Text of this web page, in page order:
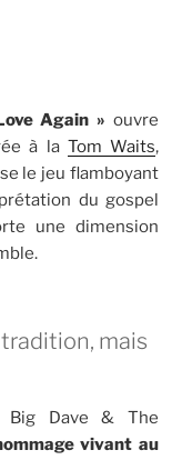
Again » ouvre
à la Tom Waits,
le jeu flamboyant
du gospel
une dimension
mais
Big Dave & The
vivant au